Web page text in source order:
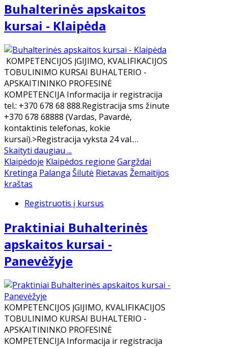
Buhalterinės apskaitos
kursai - Klaipėda
KOMPETENCIJOS ĮGIJIMO, KVALIFIKACIJOS
TOBULINIMO KURSAI BUHALTERIO -
APSKAITININKO PROFESINĖ
KOMPETENCIJA Informacija ir registracija
tel.: +370 678 68 888.Registracija sms žinute
+370 678 68888 (Vardas, Pavardė,
kontaktinis telefonas, kokie
kursai).>Registracija vyksta 24 val.…
Skaityti daugiau ...
Klaipėdoje Klaipėdos regione Gargždai
Kretinga Palanga Šilutė Rietavas Žemaitijos
kraštas
Registruotis į kursus
Praktiniai Buhalterinės
apskaitos kursai -
Panevėžyje
KOMPETENCIJOS ĮGIJIMO, KVALIFIKACIJOS
TOBULINIMO KURSAI BUHALTERIO -
APSKAITININKO PROFESINĖ
KOMPETENCIJA Informacija ir registracija